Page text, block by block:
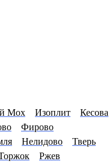
Мох Изоплит
Кесова
Фирово
Нелидово
Тверь
Ржев